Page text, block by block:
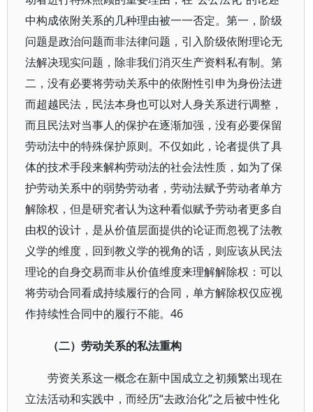
中构成依附关系的几种理由被一一否定。第一，阶级
问题是政治问题而非法律问题，引入阶级依附理论无
法解决现实问题，除非我们消灭生产资料私有制。第
二，没有必要将劳动关系中的依附性引申为身份法进
而超越民法，民法本身也可以对人身关系进行调整，
而且民法对当事人的保护在逐渐加强，没有必要保留
劳动法中的特殊保护原则。不仅如此，论者提供了具
体的技术手段来解构劳动法的社会法性质，如为了保
护劳动关系中的弱势劳动者，劳动法赋予劳动者单方
解除权，但是研究者认为这种看似赋予劳动者更多自
由权的设计，是从价值层面提供的论证而忽视了法教
义学的维度，回到教义学的视角的话，则应该从民法
理论的自身交易而非从价值维度来理解解除权：可以
将劳动合同看成持续履行的合同，单方解除权仅应视
作持续性合同中的履行不能。46
（二）劳动关系的私法重构
劳资关系这一概念在新中国成立之初频繁出现在
立法活动和实践中，而经历“去政治化”之后被中性化